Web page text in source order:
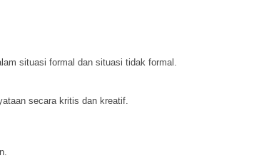
situasi formal dan situasi tidak formal.
secara kritis dan kreatif.